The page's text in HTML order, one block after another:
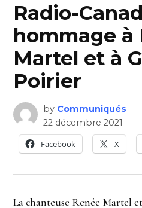
Radio-
hommage à
Martel et à
Poirier
by Communiqués
22 décembre 2021
Facebook
X
La chanteuse Renée Martel